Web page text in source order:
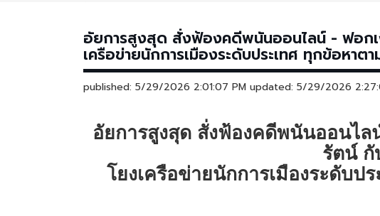
อัยการสูงสุด สั่งฟ้องคดีพนันออนไลน์ - ฟอก
เครือข่ายนักการเมืองระดับประเทศ ทุกข้อหาตา
published: 5/29/2026 2:01:07 PM updated: 5/29/2026
อัยการสูงสุด สั่งฟ้องคดีพนันออนไ
รัตน์ กั
โยงเครือข่ายนักการเมืองระดับ